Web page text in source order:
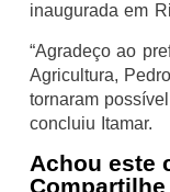
inaugurada em
“Agradeço ao
Agricultura,
tornaram
concluiu Itamar.
Achou este